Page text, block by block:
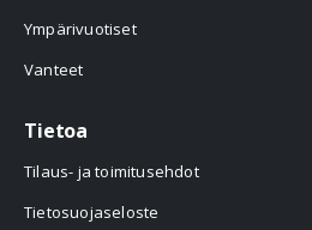
Ympärivuotiset
Vanteet
Tietoa
Tilaus- ja toimitusehdot
Tietosuojaseloste